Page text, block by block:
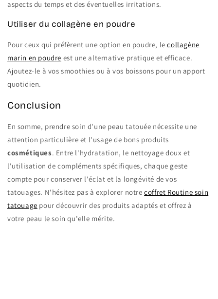
aspects du temps et des éventuelles irritations.
Utiliser du collagène en poudre
Pour ceux qui préfèrent une option en poudre, lecollagène
marin en poudre est une alternative pratique et efficace.
Ajoutez-le à vos smoothies ou à vos boissons pour un apport
quotidien.
Conclusion
En somme, prendre soin d'une peau tatouée nécessite une
attention particulière et l'usage de bons produits
cosmétiques. Entre l'hydratation, le nettoyage doux et
l'utilisation de compléments spécifiques, chaque geste
compte pour conserver l'éclat et la longévité de vos
tatouages. N'hésitez pas à explorer notrecoffret Routine soin
tatouage pour découvrir des produits adaptés et offrez à
votre peau le soin qu'elle mérite.